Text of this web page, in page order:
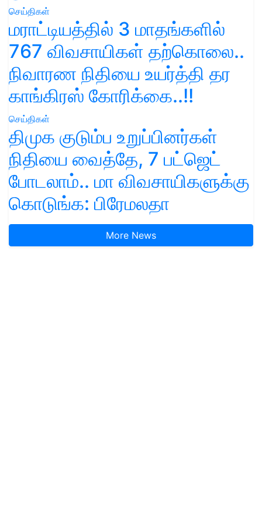
செய்திகள்
மராட்டியத்தில் 3 மாதங்களில்
767 விவசாயிகள் தற்கொலை..
நிவாரண நிதியை உயர்த்தி தர
காங்கிரஸ் கோரிக்கை..!!
செய்திகள்
திமுக குடும்ப உறுப்பினர்கள்
நிதியை வைத்தே, 7 பட்ஜெட்
போடலாம்.. மா விவசாயிகளுக்கு
கொடுங்க: பிரேமலதா
More News